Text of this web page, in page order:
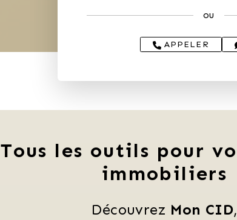
ou
APPELER
Tous les outils pour
immobiliers
Découvrez Mon CID,